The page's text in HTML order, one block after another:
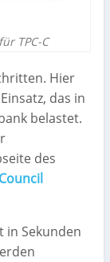
TPC-C
Hier
das in
belastet.
des
in Sekunden